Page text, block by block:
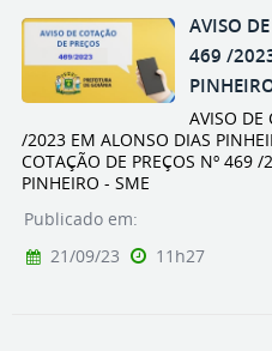
AVISO
469 /
AVISO DE
/2023 EM ALONSO DIAS
COTAÇÃO DE PREÇOS Nº 469
PINHEIRO - SME
Publicado em:
21/09/23
11h27